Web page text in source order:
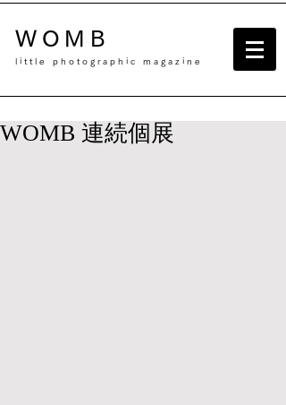
WOMB
little photographic magazine
WOMB 連続個展